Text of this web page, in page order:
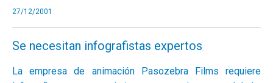
27/12/2001
Se necesitan infografistas expertos
La empresa de animación Pasozebra Films requiere